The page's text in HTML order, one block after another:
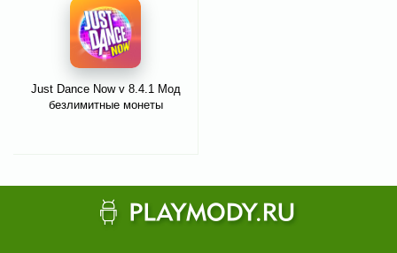
Just Dance Now v 8.4.1 Мод
безлимитные монеты